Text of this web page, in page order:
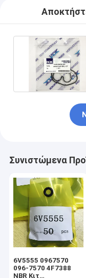
Συνιστώμενα
6V5555 0967570
096-7570 4F7388
NBR Κιτ